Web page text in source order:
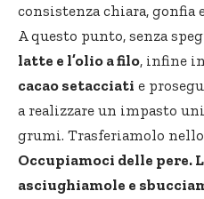
consistenza chiara, gonfia
A questo punto, senza
latte e l’olio a filo, infine
cacao setacciati e
a realizzare un impasto
grumi. Trasferiamolo
Occupiamoci delle pere.
asciughiamole e